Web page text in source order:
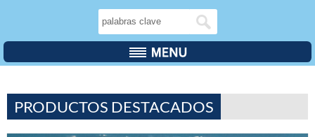
PRODUCTOS DESTACADOS